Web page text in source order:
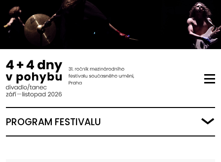
PROGRAM FESTIVALU